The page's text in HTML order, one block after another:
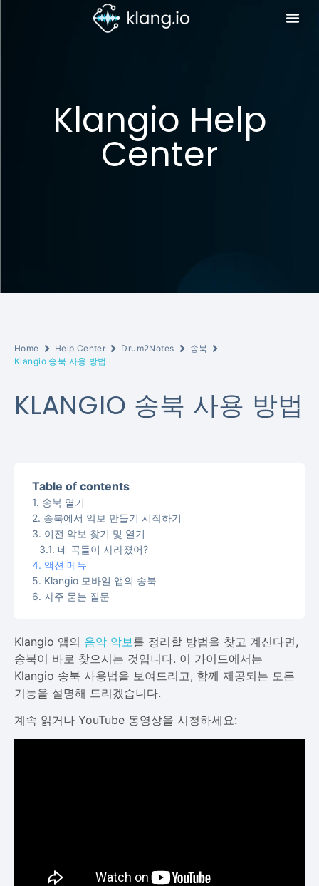
Klangio Help
Center
Home Help Center Drum2Notes
송북
Klangio 송북 사용 방법
KLANGIO 송북 사용 방법
Table of contents
송북 열기
송북에서 악보 만들기 시작하기
이전 악보 찾기 및 열기
네 곡들이 사라졌어?
액션 메뉴
Klangio 모바일 앱의 송북
자주 묻는 질문
Klangio 앱의 음악 악보를 정리할 방법을 찾고 계신다면,
송북이 바로 찾으시는 것입니다. 이 가이드에서는
Klangio 송북 사용법을 보여드리고, 함께 제공되는 모든
기능을 설명해 드리겠습니다.
계속 읽거나 YouTube 동영상을 시청하세요: